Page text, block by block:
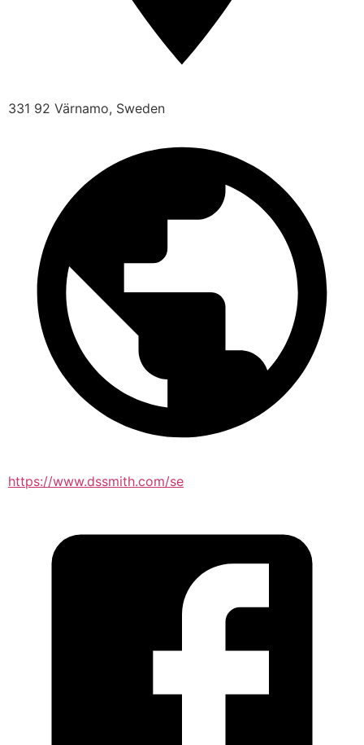
331 92 Värnamo, Sweden
https://www.dssmith.com/se